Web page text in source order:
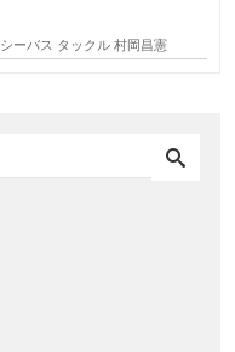
シーバス タックル 村岡昌憲